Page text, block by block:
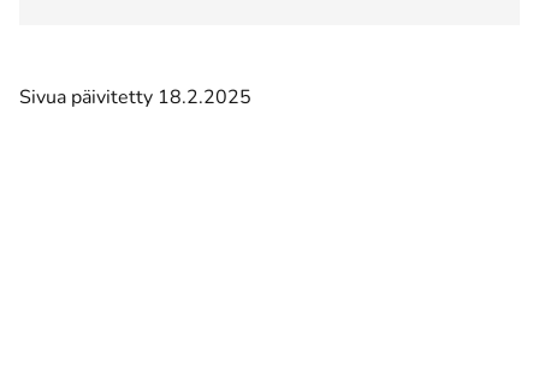
Sivua päivitetty 18.2.2025